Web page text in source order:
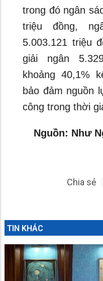
trong đó ngân
triệu đồng,
5.003.121 triệu
giải ngân
khoảng 40,1%
bảo đảm nguồn
công trong thời
Nguồn: Như
Chia sẻ
TIN KHÁC